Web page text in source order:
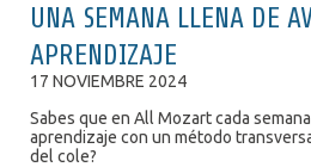
UNA SEMANA LLENA DE
APRENDIZAJE
17 NOVIEMBRE 2024
Sabes que en All Mozart cada
aprendizaje con un método
del cole?